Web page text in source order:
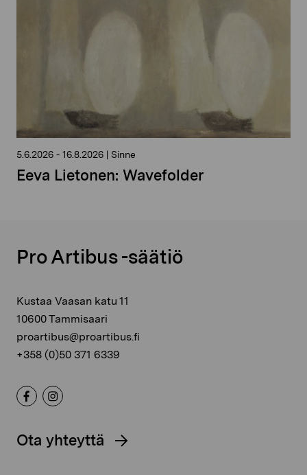
5.6.2026 - 16.8.2026 | Sinne
Eeva Lietonen: Wavefolder
Pro Artibus -säätiö
Kustaa Vaasan katu 11
10600 Tammisaari
proartibus@proartibus.fi
+358 (0)50 371 6339
Ota yhteyttä